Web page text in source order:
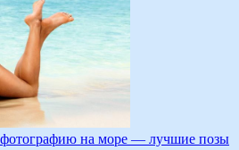
фотографию на море — лучшие позы